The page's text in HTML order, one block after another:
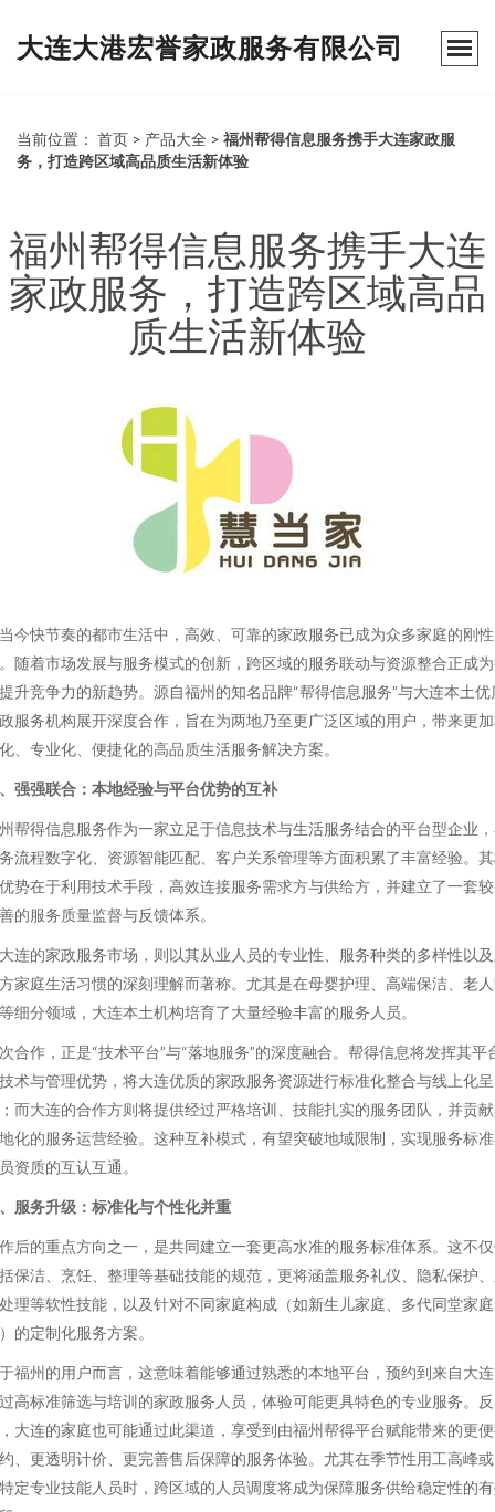
大连大港宏誉家政服务有限公司
当前位置： 首页 > 产品大全 > 福州帮得信息服务携手大连家政服
务，打造跨区域高品质生活新体验
福州帮得信息服务携手大连
家政服务，打造跨区域高品
质生活新体验
今快节奏的都市生活中，高效、可靠的家政服务已成为众多家庭的刚
随着市场发展与服务模式的创新，跨区域的服务联动与资源整合正成
升竞争力的新趋势。源自福州的知名品牌“帮得信息服务”与大连本土优
服务机构展开深度合作，旨在为两地乃至更广泛区域的用户，带来更
、专业化、便捷化的高品质生活服务解决方案。
强强联合：本地经验与平台优势的互补
帮得信息服务作为一家立足于信息技术与生活服务结合的平台型企业
流程数字化、资源智能匹配、客户关系管理等方面积累了丰富经验。
势在于利用技术手段，高效连接服务需求方与供给方，并建立了一套
的服务质量监督与反馈体系。
连的家政服务市场，则以其从业人员的专业性、服务种类的多样性以
家庭生活习惯的深刻理解而著称。尤其是在母婴护理、高端保洁、老
细分领域，大连本土机构培育了大量经验丰富的服务人员。
合作，正是“技术平台”与“落地服务”的深度融合。帮得信息将发挥其平
术与管理优势，将大连优质的家政服务资源进行标准化整合与线上化呈
而大连的合作方则将提供经过严格培训、技能扎实的服务团队，并贡
化的服务运营经验。这种互补模式，有望突破地域限制，实现服务标
资质的互认互通。
服务升级：标准化与个性化并重
后的重点方向之一，是共同建立一套更高水准的服务标准体系。这不
保洁、烹饪、整理等基础技能的规范，更将涵盖服务礼仪、隐私保护
理等软性技能，以及针对不同家庭构成（如新生儿家庭、多代同堂家庭
的定制化服务方案。
福州的用户而言，这意味着能够通过熟悉的本地平台，预约到来自大
高标准筛选与培训的家政服务人员，体验可能更具特色的专业服务。反
大连的家庭也可能通过此渠道，享受到由福州帮得平台赋能带来的更
、更透明计价、更完善售后保障的服务体验。尤其在季节性用工高峰
定专业技能人员时，跨区域的人员调度将成为保障服务供给稳定性的